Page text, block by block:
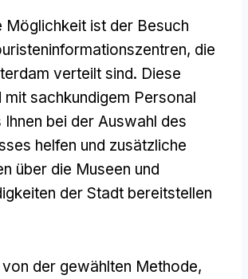
Möglichkeit ist der Besuch
die
verteilt sind. Diese
mit sachkundigem Personal
bei der Auswahl des
helfen und zusätzliche
über die Museen und
der Stadt bereitstellen
von der gewählten Methode,